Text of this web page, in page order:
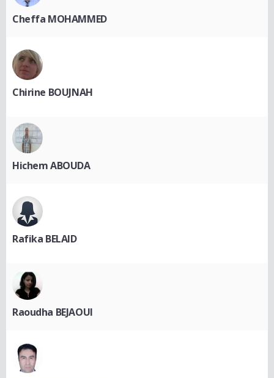
Cheffa MOHAMMED
Chirine BOUJNAH
Hichem ABOUDA
Rafika BELAID
Raoudha BEJAOUI